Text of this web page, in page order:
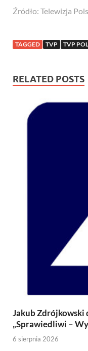
Źródło: Telewizja
TAGGED TVP TVP
RELATED POSTS
Jakub Zdrójkowski
„Sprawiedliwi –
6 sierpnia 2026